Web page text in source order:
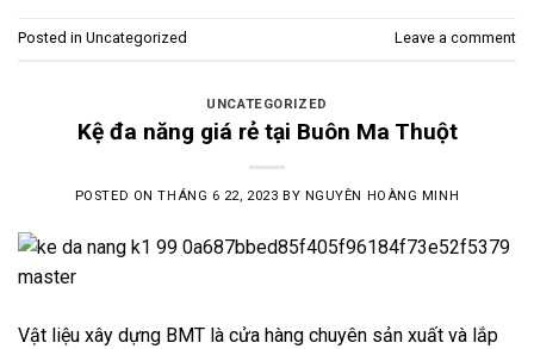
Posted in Uncategorized Leave a comment
UNCATEGORIZED
Kệ đa năng giá rẻ tại Buôn Ma Thuột
POSTED ONTHÁNG 6 22, 2023 BY NGUYÊN HOÀNG MINH
Vật liệu xây dựng BMT là cửa hàng chuyên sản xuất và lắp